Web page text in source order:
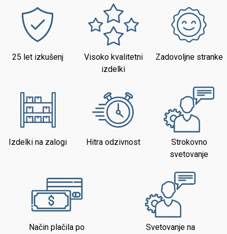
25 let izkušenj
Visoko kvalitetni
izdelki
Zadovoljne stranke
Izdelki na zalogi Hitra odzivnost
Strokovno
svetovanje
Način plačila po
Svetovanje na